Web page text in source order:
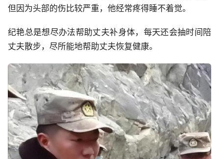
但因为头部的伤比较严重，他经常疼得睡不着觉。
纪艳总是想尽办法帮助丈夫补身体，每天还会抽时间陪
丈夫散步，尽所能地帮助丈夫恢复健康。